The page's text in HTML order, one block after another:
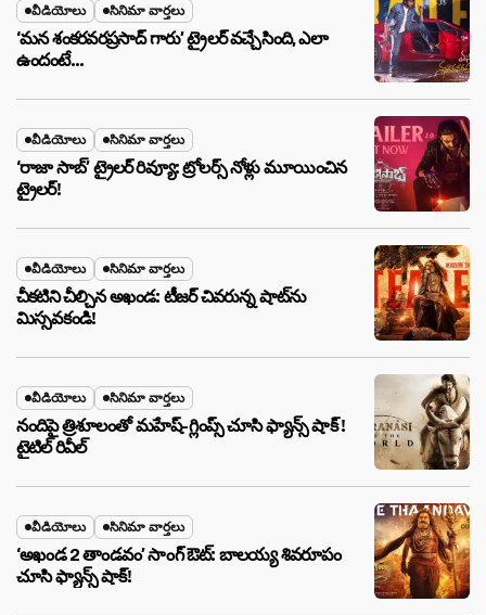
వీడియోలు సినిమా వార్తలు
‘మన శంకరవరప్రసాద్ గారు’ ట్రైలర్ వచ్చేసింది, ఎలా
ఉందంటే…
వీడియోలు సినిమా వార్తలు
‘రాజా సాబ్’ ట్రైలర్ రివ్యూ: ట్రోలర్స్ నోళ్లు మూయించిన
ట్రైలర్!
వీడియోలు సినిమా వార్తలు
చీకటిని చీల్చిన అఖండ: టీజర్ చివరున్న షాట్‌ను
మిస్సవకండి!
వీడియోలు సినిమా వార్తలు
నందిపై త్రిశూలంతో మహేష్-గ్లింప్స్ చూసి ఫ్యాన్స్ షాక్ !
టైటిల్ రివీల్
వీడియోలు సినిమా వార్తలు
‘అఖండ 2 తాండవం’ సాంగ్ ఔట్: బాలయ్య శివరూపం
చూసి ఫ్యాన్స్ షాక్!